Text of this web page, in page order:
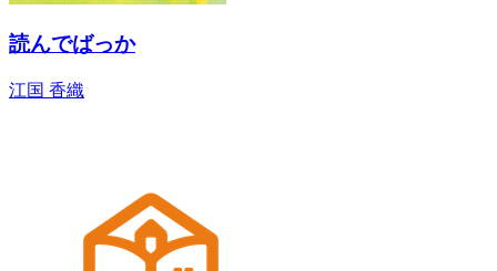
読んでばっか
江国 香織